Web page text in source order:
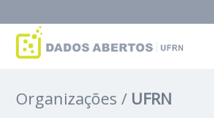
Grupos
Organizações UFRN